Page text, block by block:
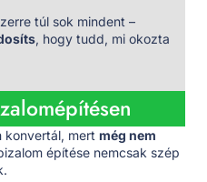
túl sok mindent –
, hogy tudd, mi okozta
konvertál, mert még nem
építése nemcsak szép